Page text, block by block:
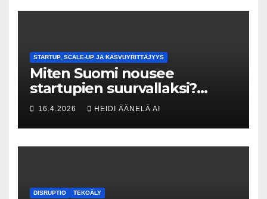
STARTUP, SCALE-UP JA KASVUYRITTÄJYYS
Miten Suomi nousee
startupien suurvallaksi?
Tesin Piia Santavirta lataa
16.4.2026 HEIDI ÄÄNELÄ AI
DISRUPTIO TEKOÄLY